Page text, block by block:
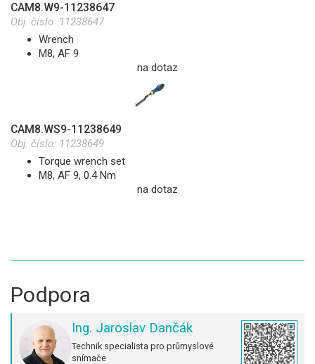
CAM8.W9-11238647
Obj. číslo: 11238647
Wrench
M8, AF 9
na dotaz
CAM8.WS9-11238649
Obj. číslo: 11238649
Torque wrench set
M8, AF 9, 0.4 Nm
na dotaz
Podpora
Ing. Jaroslav Dančák
Technik specialista pro průmyslové
snímače